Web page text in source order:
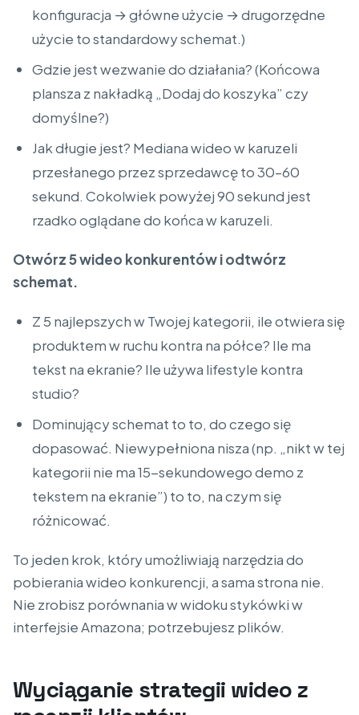
konfiguracja → główne użycie → drugorzędne
użycie to standardowy schemat.)
Gdzie jest wezwanie do działania? (Końcowa
plansza z nakładką „Dodaj do koszyka” czy
domyślne?)
Jak długie jest? Mediana wideo w karuzeli
przesłanego przez sprzedawcę to 30–60
sekund. Cokolwiek powyżej 90 sekund jest
rzadko oglądane do końca w karuzeli.
Otwórz 5 wideo konkurentów i odtwórz
schemat.
Z 5 najlepszych w Twojej kategorii, ile otwiera się
produktem w ruchu kontra na półce? Ile ma
tekst na ekranie? Ile używa lifestyle kontra
studio?
Dominujący schemat to to, do czego się
dopasować. Niewypełniona nisza (np. „nikt w tej
kategorii nie ma 15-sekundowego demo z
tekstem na ekranie”) to to, na czym się
różnicować.
To jeden krok, który umożliwiają narzędzia do
pobierania wideo konkurencji, a sama strona nie.
Nie zrobisz porównania w widoku stykówki w
interfejsie Amazona; potrzebujesz plików.
Wyciąganie strategii wideo z